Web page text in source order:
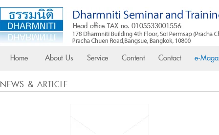
Home About Us Service Content Contact e-
NEWS & ARTICLE